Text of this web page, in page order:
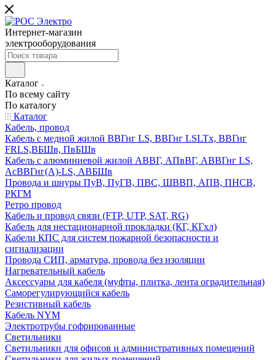
Интернет-магазин
электрооборудования
Каталог
По всему сайту
По каталогу
Каталог
Кабель, провод
Кабель с медной жилой ВВГнг LS, ВВГнг LSLTx, ВВГнг
FRLS,ВБШв, ПвБШв
Кабель с алюминиевой жилой АВВГ, АПвВГ, АВВГнг LS,
АсВВГнг(А)-LS, АВБШв
Провода и шнуры ПуВ, ПуГВ, ПВС, ШВВП, АПВ, ПНСВ,
РКГМ
Ретро провод
Кабель и провод связи (FTP, UTP, SAT, RG)
Кабель для нестационарной прокладки (КГ, КГхл)
Кабели КПС для систем пожарной безопасности и
сигнализации
Провода СИП, арматура, провода без изоляции
Нагревательный кабель
Аксессуары для кабеля (муфты, плитка, лента оградительная)
Саморегулирующийся кабель
Резистивный кабель
Кабель NYM
Электротрубы гофрированные
Светильники
Светильники для офисов и административных помещений